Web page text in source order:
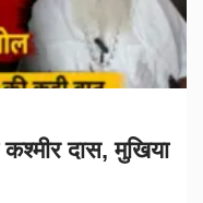
दास, मुखिया